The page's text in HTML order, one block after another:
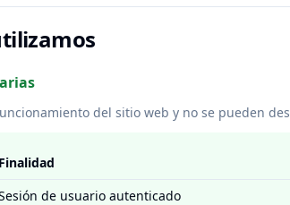
del sitio web y no se pueden
Finalidad
de usuario autenticado